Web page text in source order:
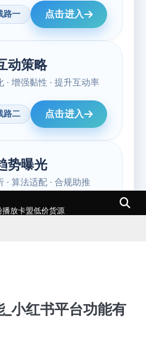
放卡盟低价货源
小红书平台功能有